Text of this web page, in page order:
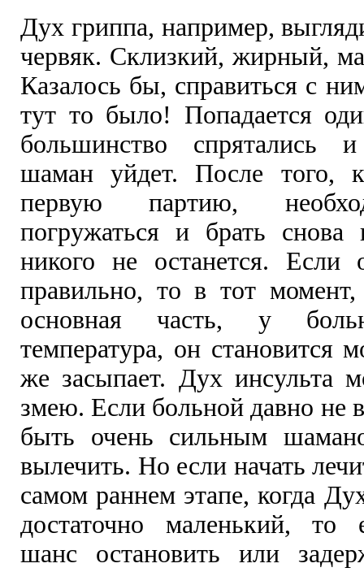
Дух гриппа, например,
червяк. Склизкий, жирный,
Казалось бы, справиться с
тут то было! Попадается
большинство спрятались
шаман уйдет. После того,
первую партию,
погружаться и брать
никого не останется. Если
правильно, то в тот момент,
основная часть, у
температура, он становится
же засыпает. Дух инсульта
змею. Если больной давно не
быть очень сильным
вылечить. Но если начать
самом раннем этапе, когда
достаточно маленький, то
шанс остановить или